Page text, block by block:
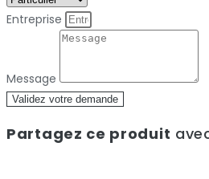
Entreprise
Message
Validez votre demande
Partagez ce produit